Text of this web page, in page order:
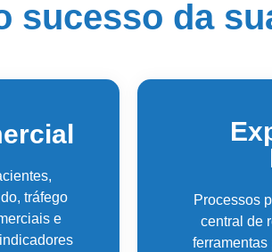
sucesso da
tráfego
e
Processos
central de
ferramentas